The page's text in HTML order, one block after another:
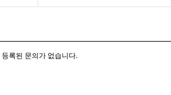
등록된 문의가 없습니다.